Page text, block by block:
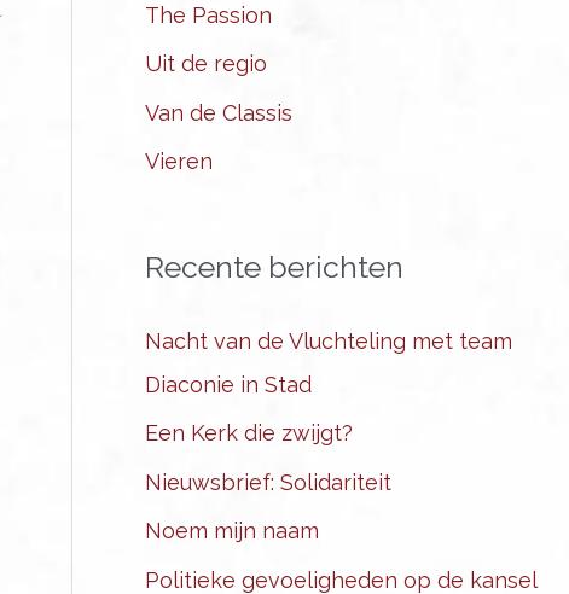
The Passion
Uit de regio
Van de Classis
Vieren
Recente berichten
Nacht van de Vluchteling met team
Diaconie in Stad
Een Kerk die zwijgt?
Nieuwsbrief: Solidariteit
Noem mijn naam
Politieke gevoeligheden op de kansel